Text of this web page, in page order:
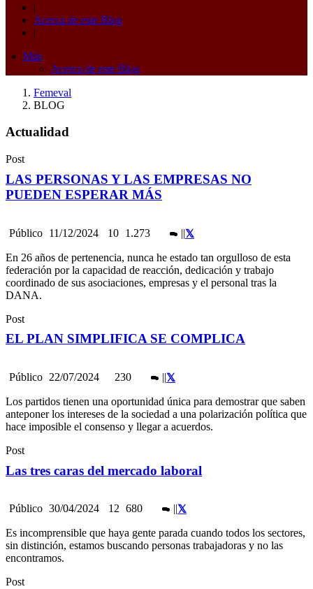
|
Acerca de este Blog
|
Más
Acerca de este Blog
Femeval
BLOG
Actualidad
Post
LAS PERSONAS Y LAS EMPRESAS NO
PUEDEN ESPERAR MÁS
Público 11/12/2024 10 1.273 ||
En 26 años de pertenencia, nunca he estado tan orgulloso de esta
federación por la capacidad de reacción, dedicación y trabajo
coordinado de sus asociaciones, empresas y el personal tras la
DANA.
Post
EL PLAN SIMPLIFICA SE COMPLICA
Público 22/07/2024 230 ||
Los partidos tienen una oportunidad única para demostrar que saben
anteponer los intereses de la sociedad a una polarización política que
hace imposible el consenso y llegar a acuerdos.
Post
Las tres caras del mercado laboral
Público 30/04/2024 12 680
Es incomprensible que haya gente parada cuando todos los sectores,
sin distinción, estamos buscando personas trabajadoras y no las
encontramos.
Post